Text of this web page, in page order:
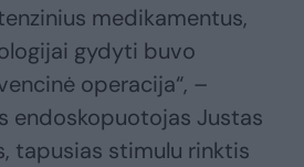
medikamentus,
gydyti buvo
operacija“, –
endoskopuotojas Justas
tapusias stimulu rinktis